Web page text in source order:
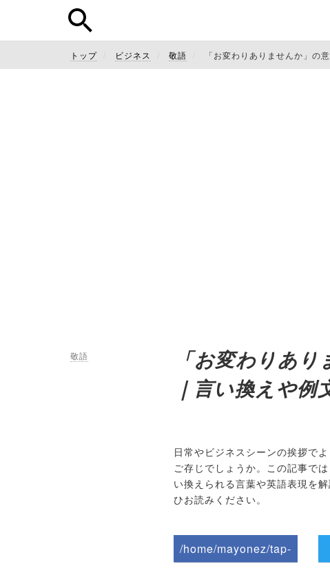
トップ ビジネス 敬語 「お変わりありませんか」の
敬語
「お変わりあ
｜言い換えや例
日常やビジネスシーンの挨拶で
ご存じでしょうか。この記事で
い換えられる言葉や英語表現を
ひお読みください。
/home/mayonez/tap-